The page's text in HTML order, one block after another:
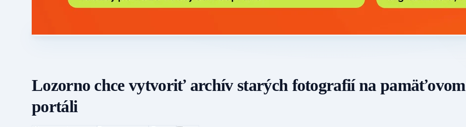
Lozorno chce vytvoriť archív starých fotografií na pamäťovom
portáli